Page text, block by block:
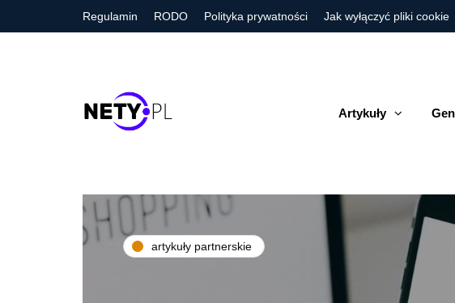
Regulamin RODO Polityka prywatności Jak wyłączyć pliki cookie
Artykuły
artykuły partnerskie